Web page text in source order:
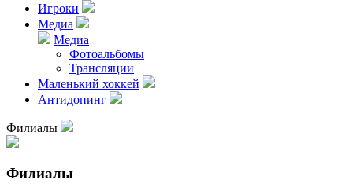
Игроки
Медиа
Медиа
Фотоальбомы
Трансляции
Маленький хоккей
Антидопинг
Филиалы
Филиалы